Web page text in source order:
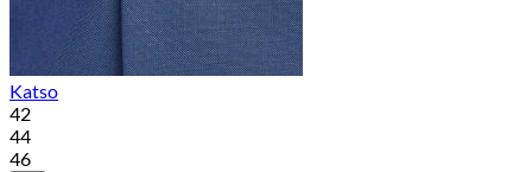
Katso
42
44
46